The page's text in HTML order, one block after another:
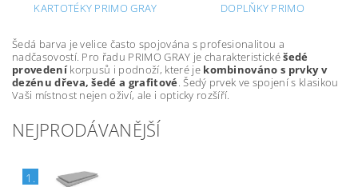
KARTOTÉKY PRIMO GRAY DOPLŇKY PRIMO
Šedá barva je velice často spojována s profesionalitou a
nadčasovostí. Pro řadu PRIMO GRAY je charakteristickéšedé
provedení korpusů i podnoží, které je kombinováno s prvky v
dezénu dřeva, šedé a grafitové. Šedý prvek ve spojení s klasikou
Vaši místnost nejen oživí, ale i opticky rozšíří.
NEJPRODÁVANĚJŠÍ
1.